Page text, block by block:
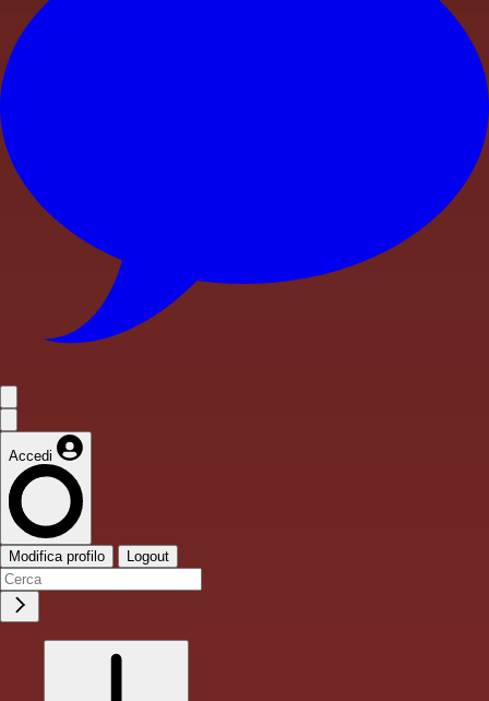
Accedi
Modifica profilo Logout